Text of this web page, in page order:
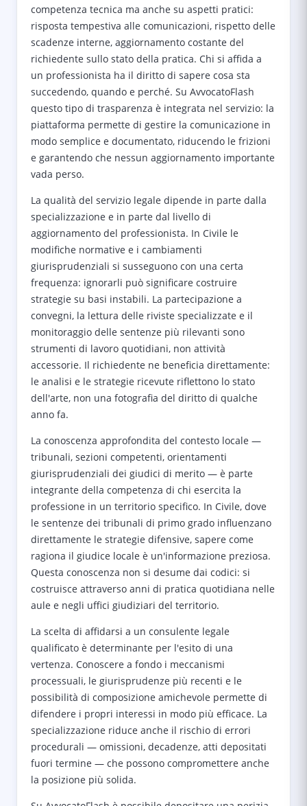
competenza tecnica ma anche su aspetti pratici:
risposta tempestiva alle comunicazioni, rispetto delle
scadenze interne, aggiornamento costante del
richiedente sullo stato della pratica. Chi si affida a
un professionista ha il diritto di sapere cosa sta
succedendo, quando e perché. Su AvvocatoFlash
questo tipo di trasparenza è integrata nel servizio: la
piattaforma permette di gestire la comunicazione in
modo semplice e documentato, riducendo le frizioni
e garantendo che nessun aggiornamento importante
vada perso.
La qualità del servizio legale dipende in parte dalla
specializzazione e in parte dal livello di
aggiornamento del professionista. In Civile le
modifiche normative e i cambiamenti
giurisprudenziali si susseguono con una certa
frequenza: ignorarli può significare costruire
strategie su basi instabili. La partecipazione a
convegni, la lettura delle riviste specializzate e il
monitoraggio delle sentenze più rilevanti sono
strumenti di lavoro quotidiani, non attività
accessorie. Il richiedente ne beneficia direttamente:
le analisi e le strategie ricevute riflettono lo stato
dell'arte, non una fotografia del diritto di qualche
anno fa.
La conoscenza approfondita del contesto locale —
tribunali, sezioni competenti, orientamenti
giurisprudenziali dei giudici di merito — è parte
integrante della competenza di chi esercita la
professione in un territorio specifico. In Civile, dove
le sentenze dei tribunali di primo grado influenzano
direttamente le strategie difensive, sapere come
ragiona il giudice locale è un'informazione preziosa.
Questa conoscenza non si desume dai codici: si
costruisce attraverso anni di pratica quotidiana nelle
aule e negli uffici giudiziari del territorio.
La scelta di affidarsi a un consulente legale
qualificato è determinante per l'esito di una
vertenza. Conoscere a fondo i meccanismi
processuali, le giurisprudenze più recenti e le
possibilità di composizione amichevole permette di
difendere i propri interessi in modo più efficace. La
specializzazione riduce anche il rischio di errori
procedurali — omissioni, decadenze, atti depositati
fuori termine — che possono compromettere anche
la posizione più solida.